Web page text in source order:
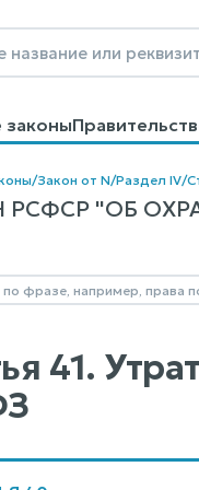
законы
договоров
/Закон от N/Раздел IV/
РСФСР "ОБ
41.